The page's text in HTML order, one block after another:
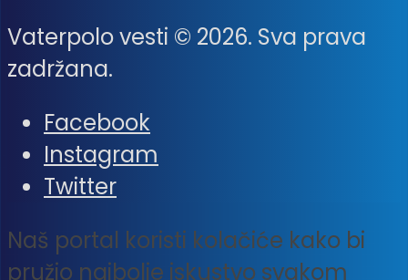
Vaterpolo vesti © 2026. Sva prava
zadržana.
Facebook
Instagram
Twitter
Naš portal koristi kolačiće kako bi
pružio najbolje iskustvo svakom